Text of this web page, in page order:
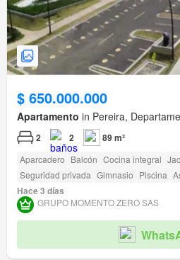
$ 650.000.000
Apartamento in Pereira,
2 2 89 m²
Aparcadero Balcón Cocina integral
Seguridad privada Gimnasio Piscina
Hace 3 días
GRUPO MOMENTO ZERO SAS